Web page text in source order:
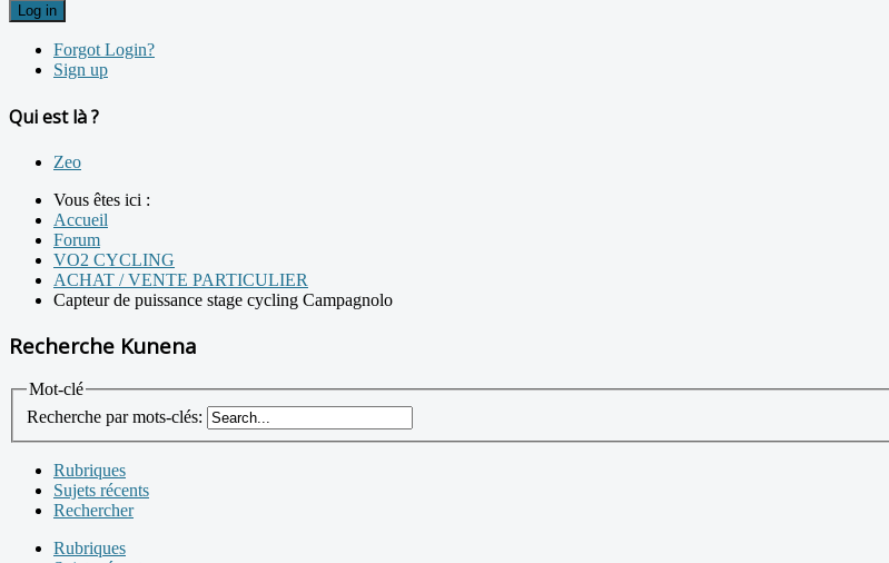
Log in
Forgot Login?
Sign up
Qui est là ?
Zeo
Vous êtes ici :
Accueil
Forum
VO2 CYCLING
ACHAT / VENTE PARTICULIER
Capteur de puissance stage cycling Campagnolo
Recherche Kunena
Mot-clé
Recherche par mots-clés:
Rubriques
Sujets récents
Rechercher
Rubriques